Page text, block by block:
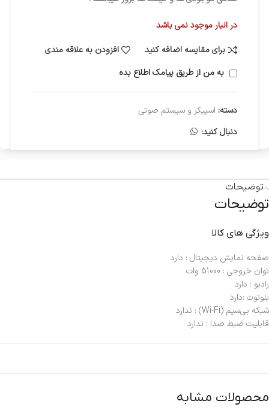
در انبار موجود نمی باشد
برای مقایسه اضافه کنید
افزودن به علاقه مندی
به من از طریق پیامک اطلاع بده
دسته: اسپیکر و سیستم صوتی
دنبال کنید:
توضیحات
توضیحات
ویژگی های کالا
صفحه نمایش دیجیتال : دارد
توان خروجی : 51000 وات
رادیو : دارد
بلوتوث :دارد
شبکه بی‌سیم (Wi-Fi) : ندارد
قابلیت ضبط صدا : ندارد
محصولات مشابه